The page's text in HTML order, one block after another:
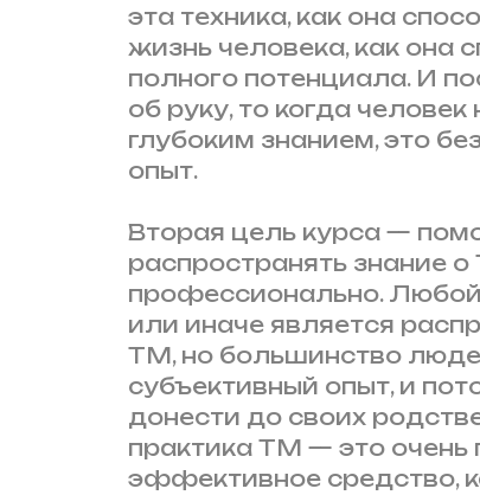
эта техника, как она
жизнь человека, как она
полного потенциала. И
об руку, то когда
глубоким знанием, это
опыт.
Вторая цель курса —
распространять знание
профессионально.
или иначе является
ТМ, но большинство
субъективный опыт, и
донести до своих
практика ТМ — это очень
эффективное средство,